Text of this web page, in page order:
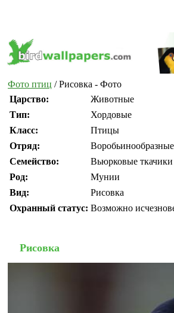
Фото птиц / Рисовка - Фото
Царство:
Животные
Тип:
Хордовые
Класс:
Птицы
Отряд:
Воробьинообразные
Семейство:
Вьюрковые ткачики
Род:
Мунии
Вид:
Рисовка
Охранный статус: Возможно
Рисовка